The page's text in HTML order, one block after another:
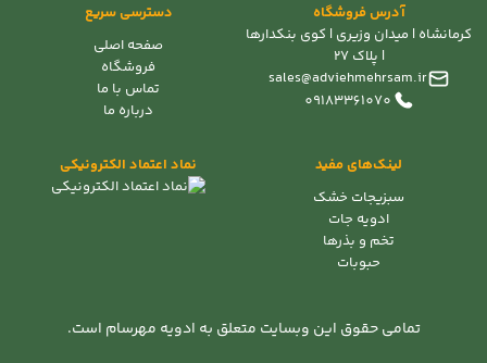
آدرس فروشگاه
کرمانشاه | میدان وزیری | کوی بنکدارها
| پلاک 27
sales@adviehmehrsam.ir
09183361070
دسترسی سریع
صفحه اصلی
فروشگاه
تماس با ما
درباره ما
لینک‌های مفید
سبزیجات خشک
ادویه جات
تخم و بذرها
حبوبات
نماد اعتماد الکترونیکی
تمامی حقوق این وبسایت متعلق به ادویه مهرسام است.